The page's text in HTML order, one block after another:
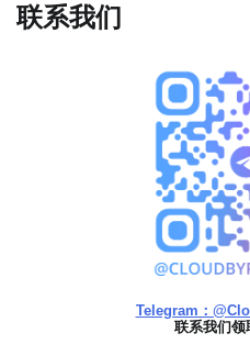
联系我们
Telegram：
联系我们领